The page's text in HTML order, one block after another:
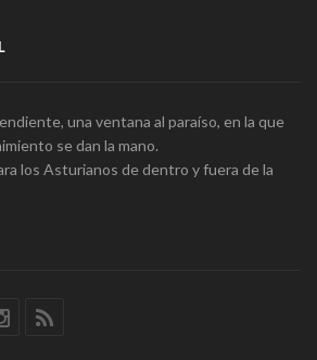
una ventana al paraíso, en la que
se dan la mano.
los Asturianos de dentro y fuera de la